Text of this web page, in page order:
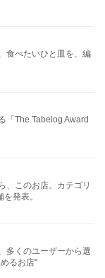
食べたいひと皿を、編
「The Tabelog Award
、このお店。カテゴリ
発表。
多くのユーザーから選
るお店"